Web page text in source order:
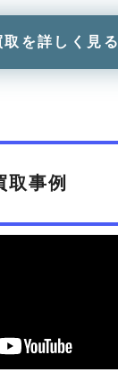
取を詳しく見る
取事例